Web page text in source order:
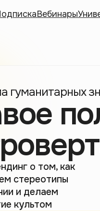
Вебинары
гуманитарных
о том, как
стереотипы
и делаем
культом